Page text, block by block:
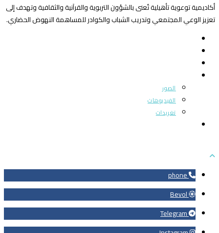
أكاديمية توعوية تأهيلية تُعنى بالشؤون التربوية والقرآنية والثقافية وتهدف إلى
تعزيز الوعي المجتمعي وتدريب الشباب والكوادر للمساهمة النهوض الحضاري.
الصور
الفيديوهات
تغريدات
phone
Bevol
Telegram